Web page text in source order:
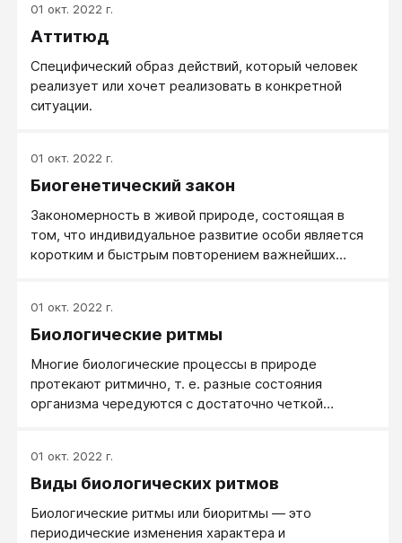
01 окт. 2022 г.
Аттитюд
Специфический образ действий, который человек
реализует или хочет реализовать в конкретной
ситуации.
01 окт. 2022 г.
Биогенетический закон
Закономерность в живой природе, состоящая в
том, что индивидуальное развитие особи является
коротким и быстрым повторением важнейших
01 окт. 2022 г.
Биологические ритмы
Многие биологические процессы в природе
протекают ритмично, т. е. разные состояния
организма чередуются с достаточно четкой
периодом всего в несколько секунд.
01 окт. 2022 г.
Виды биологических ритмов
Биологические ритмы или биоритмы — это
периодические изменения характера и